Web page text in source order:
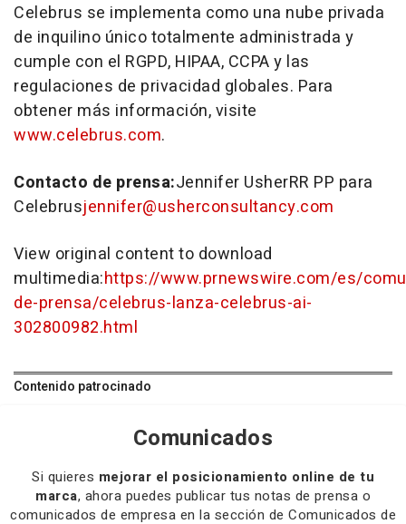
Celebrus se implementa como una nube privada
de inquilino único totalmente administrada y
cumple con el RGPD, HIPAA, CCPA y las
regulaciones de privacidad globales. Para
obtener más información, visite
www.celebrus.com.
Contacto de prensa:Jennifer UsherRR PP para
Celebrusjennifer@usherconsultancy.com
View original content to download
multimedia:https://www.prnewswire.com/es/
de-prensa/celebrus-lanza-celebrus-ai-
302800982.html
Contenido patrocinado
Comunicados
Si quieres mejorar el posicionamiento online de tu
marca, ahora puedes publicar tus notas de prensa o
comunicados de empresa en la sección de Comunicados de